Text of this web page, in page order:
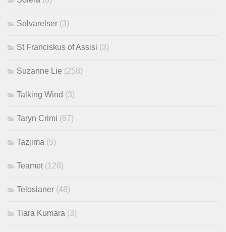
Solvarelser (3)
St Franciskus of Assisi (3)
Suzanne Lie (258)
Talking Wind (3)
Taryn Crimi (67)
Tazjima (5)
Teamet (128)
Telosianer (48)
Tiara Kumara (3)